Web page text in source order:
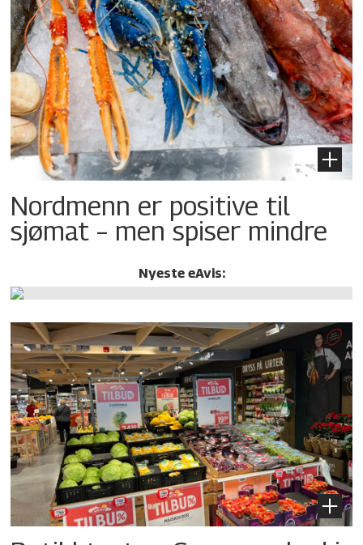
Nordmenn er positive til
sjømat – men spiser mindre
Nyeste eAvis: